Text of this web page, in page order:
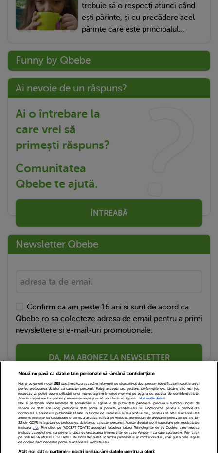
trebuie să o respecți atunci când
ești părinte, și cu precădere acel
părinte care este principalul...
Funny by Qbebe
Ai nevoie de un răspuns?
Ai o întrebare la
care vrei să
primești răspuns?
Comunitatea
Qbebe te ajută.
ÎNTREABĂ
Newsletter Qbebe
Confirm ca am peste 16 ani si sunt de acord ca
Qbebe.ro sa colecteze adresa de email pentru a primi
newslettere si e-mail-uri promotionale.
DA, MA ABONEZ LA NEWSLETTER
Echipa Editoriala Newsletter
Contact
Nouă ne pasă ca datele tale personale să rămână confidențiale
Noi și partenerii noștri 1019stocăm și/sau accesăm informații pe dispozitivul dvs., precum identificatorii cookie unici
pentru prelucrarea datelor cu caracter personal. Puteți accepta sau gestiona preferințele dvs. făcând clic mai jos,
respectiv vă puteți opune utilizării unui interes legitim în orice moment pe pagina cu politica de confidențialitate.
Aceste alegeri vor fi raportate partenerilor noștri și nu vă vor afecta navigarea.
Mai multe detalii
Noi si partenerii nostri (retelele de socializare si agentiile de publicitate partenere, precum si furnizorii nostri de
servicii de date analitice) prelucram date pentru a permite website-ului sa functioneze, pentru a personaliza
continutul si anunturile publicitare afisate in functie de interesele si/sau profilul dvs., pentru a va oferi functionalitati
aferente retelelor de socializare si pentru a analiza traficul pe website. Beneficiati de drepturile prevazute de art. 15-
22 din GDPR in legatura cu prelucrarea datelor cu caracter personal. Aceste drepturi pot fi exercitate prin modalitatea
indicataaici. Prin click pe “ACCEPT TOATE”, acceptati folosirea tuturor Tehnologiilor de tip Cookie, care implica
inclusiv acceptul dvs. cu privire la stocarea/accesarea informatiilor de catre Vendor-ii cu care colaboram. Prin click
pe “VREAU SA MODIFIC SETARILE INDIVIDUAL” puteti schimba preferintele in mod individual, mai putin cele legate
de cookie strict necesare pentru functionarea website-ului.
Atât noi, cât și partenerii noștri prelucrăm datele pentru a oferi: